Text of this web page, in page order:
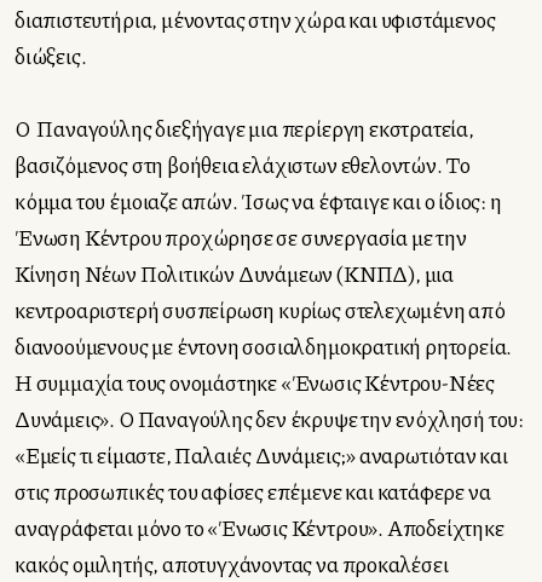
διαπιστευτήρια, μένοντας στην χώρα και υφιστάμενος
διώξεις.
Ο Παναγούλης διεξήγαγε μια περίεργη εκστρατεία,
βασιζόμενος στη βοήθεια ελάχιστων εθελοντών. Το
κόμμα του έμοιαζε απών. Ίσως να έφταιγε και ο ίδιος: η
Ένωση Κέντρου προχώρησε σε συνεργασία με την
Κίνηση Νέων Πολιτικών Δυνάμεων (ΚΝΠΔ), μια
κεντροαριστερή συσπείρωση κυρίως στελεχωμένη από
διανοούμενους με έντονη σοσιαλδημοκρατική ρητορεία.
Η συμμαχία τους ονομάστηκε «Ένωσις Κέντρου-Νέες
Δυνάμεις». Ο Παναγούλης δεν έκρυψε την ενόχλησή του:
«Εμείς τι είμαστε, Παλαιές Δυνάμεις;» αναρωτιόταν και
στις προσωπικές του αφίσες επέμενε και κατάφερε να
αναγράφεται μόνο το «Ένωσις Κέντρου». Αποδείχτηκε
κακός ομιλητής, αποτυγχάνοντας να προκαλέσει